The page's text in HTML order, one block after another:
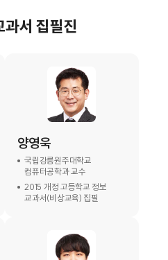
과서 집필진
양영욱
국립강릉원주대학교
컴퓨터공학과 교수
2015 개정 고등학교 정보
교과서(비상교육) 집필